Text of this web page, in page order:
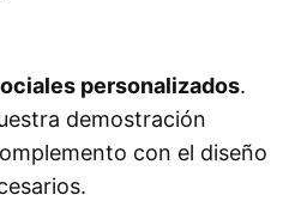
personalizados.
demostración
con el diseño